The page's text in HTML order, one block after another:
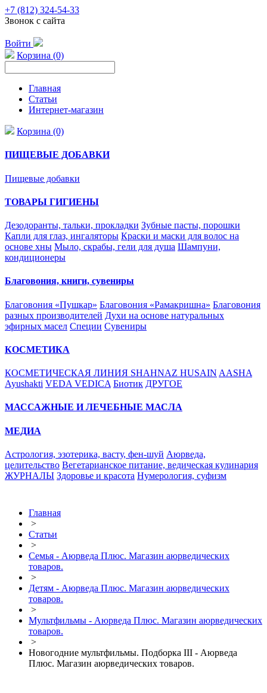
+7 (812) 324-54-33
Звонок с сайта
Войти
Корзина (0)
Главная
Статьи
Интернет-магазин
Корзина (0)
ПИЩЕВЫЕ ДОБАВКИ
Пищевые добавки
ТОВАРЫ ГИГИЕНЫ
Дезодоранты, тальки, прокладки Зубные пасты, порошки
Капли для глаз, ингаляторы Краски и маски для волос на
основе хны Мыло, скрабы, гели для душа Шампуни,
кондиционеры
Благовония, книги, сувениры
Благовония «Пушкар» Благовония «Рамакришна» Благовония
разных производителей Духи на основе натуральных
эфирных масел Специи Сувениры
КОСМЕТИКА
КОСМЕТИЧЕСКАЯ ЛИНИЯ SHAHNAZ HUSAIN AASHA
Ayushakti VEDA VEDICA Биотик ДРУГОЕ
МАССАЖНЫЕ И ЛЕЧЕБНЫЕ МАСЛА
МЕДИА
Астрология, эзотерика, васту, фен-шуй Аюрведа,
целительство Вегетарианское питание, ведическая кулинария
ЖУРНАЛЫ Здоровье и красота Нумерология, суфизм
Главная
>
Статьи
>
Семья - Аюрведа Плюс. Магазин аюрведических
товаров.
>
Детям - Аюрведа Плюс. Магазин аюрведических
товаров.
>
Мультфильмы - Аюрведа Плюс. Магазин аюрведических
товаров.
>
Новогодние мультфильмы. Подборка III - Аюрведа
Плюс. Магазин аюрведических товаров.